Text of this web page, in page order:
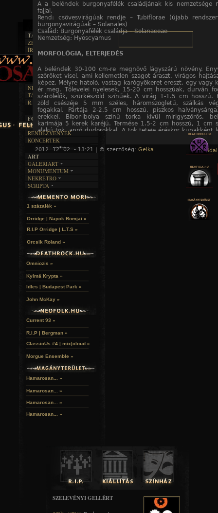
A a beléndek burgonyafélék családjának kis nemzetsége
fajjal.
Rend: csövesvirágúak rendje – Tubiflorae (újabb
burgonyavirágúak – Solanales)
Család: Burgonyafélék családja – Solanaceae
Nemzetség: Hyoscyamus
MORFOLÓGIA, ELTERJEDÉS
A beléndek 30-100 cm-re megnövő lágyszárú növény.
szőröket visel, ami kellemetlen szagot áraszt, virágos
képez. Mélyre hatoló, vastag karógyökeret ereszt, egy vagy
ér meg. Tőlevelei nyelesek, 15-20 cm hosszúak, durván
szárölelők, szürkészöld színűek. A virág 1-1.5 cm hosszú.
zöld csészéje 5 mm széles, háromszögletű, szálkás
fogakkal. Pártája 2-2.5 cm hosszú, piszkos
erekkel. Bíbor-ibolya színű torka kívül mirigyszőrős,
karimája 5 kerek karéjú. Termése 1.5-2 cm hosszú, 1 cm
alakú tok, apró dudorokkal. A tok teteje éréskor kupakként
alakú magvai lapítottak, világosbarnák, 1-1.3 mm
kétrekeszű, fedővel nyíló csalmatoktermés, benne sok,
apró gömbölyű mag fejlődik. Májustól augusztusig
Európában – főként a Földközi-tengertől Közép-Európáig
hazánkban is megtalálható. Főleg parlagokon, szántókon
fokozott gyomirtó használat miatt erősen megritkult.
anyagban gazdag helyeken (pl. szemét- és
fellelhető. Nemzetségének egyetlen képviselője a Kárpát-
Észak-Amerikában.
A növény egésze, de főleg a levelek és az érett magvak
drogokat, L-hioszciamint, amely a szárítás során
elenyésző mennyiségben szkopolamint. Található
apohioszcin, belladonnin, kuszkohigrin is. Az átható
szárítva is mérgező növény gyógyászati hatóanyagait
hioszciamin), szkopolamint és atropint tartalmaz. Ez
között a gyógyászatban pupillatágításra használatos,
paraszimpatikus idegrendszer működését. Az élettani
2012. 12. 02. - 13:21 | © szerzőség: Gelka « Főoldal
TAJTÉKOS LAPOK
ZENE
EGYÜTTESEK
FORDÍTÁSOK
DALSZÖVEGEK
ÍRÁSOK
FILM
MŰVÉSZET
ÍRÁSTÖRTÉNET
BOSZORKÁNYKONYHA
FEKETE HUMOR
KÉPES
SZÖVEGES
RENDEZVÉNYEK
NEKROMANTIKA
AKTUÁLIS
A MÚLT
TAJTÉKOS NAPOK
R.I.P.
FOTÓGALÉRIA
FESZTIVÁLOK
RENDEZVÉNYEK
KONCERTEK
ART
GALERIART
ARTGALERI
KÉPREGÉNYEK
LAKÁSKULTS
MONUMENTUM
TEMETŐK
TEMPLOMOK
VÁRAK
HELYEK
NEKRETRO
SZUBKULT
FEKETE LYUK
RELIKVIÁK
SCRIPTA
NOVELLÁK
VERSEK
1 százalék »
Orridge | Napok Romjai »
R.I.P Orridge | L.T.S »
Orcsik Roland »
Omniozis »
Kylmä Krypta »
Idles | Budapest Park »
John McKay »
Current 93 »
R.I.P | Bergman »
ClassicUs #4 | mix|cloud »
Morgue Ensemble »
Hamarosan... »
Hamarosan... »
Hamarosan... »
Hamarosan... »
SZELEVÉNYI GELLÉRT